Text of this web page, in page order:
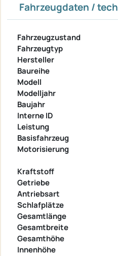
Fahrzeugdaten /
Fahrzeugzustand
Fahrzeugtyp
Hersteller
Baureihe
Modell
Modelljahr
Baujahr
Interne ID
Leistung
Basisfahrzeug
Motorisierung
Kraftstoff
Getriebe
Antriebsart
Schlafplätze
Gesamtlänge
Gesamtbreite
Gesamthöhe
Innenhöhe